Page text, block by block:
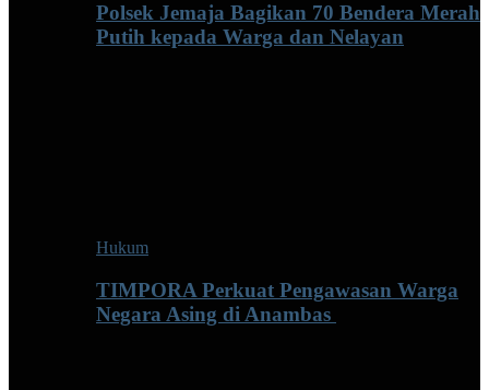
Polsek Jemaja Bagikan 70 Bendera Merah
Putih kepada Warga dan Nelayan
Hukum
TIMPORA Perkuat Pengawasan Warga
Negara Asing di Anambas ‎